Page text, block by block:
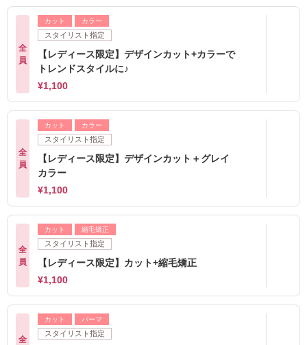
全
員
カット カラー
スタイリスト指定
【レディース限定】デザインカット+カラーで
トレンドスタイルに♪
¥1,100
全
員
カット カラー
スタイリスト指定
【レディース限定】デザインカット＋グレイ
カラー
¥1,100
全
員
カット 縮毛矯正
スタイリスト指定
【レディース限定】カット+縮毛矯正
¥1,100
全
カット パーマ
スタイリスト指定